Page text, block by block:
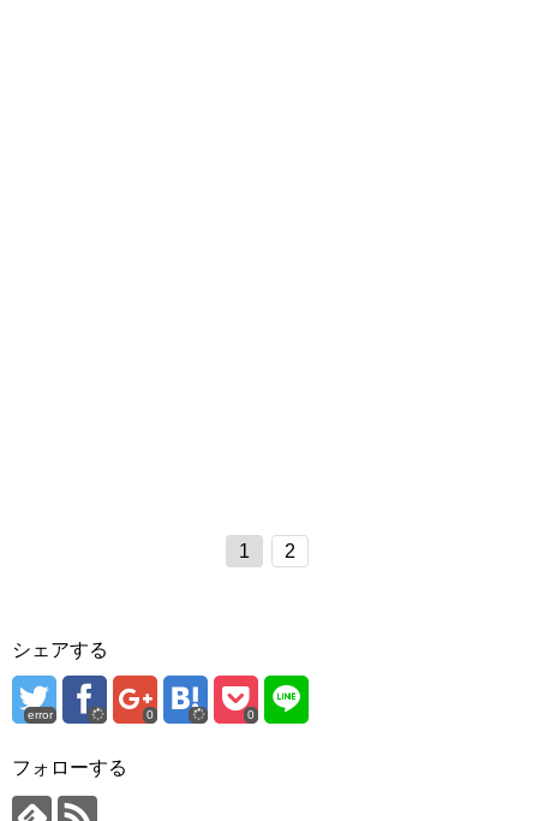
1 2
シェアする
error 0 0
フォローする